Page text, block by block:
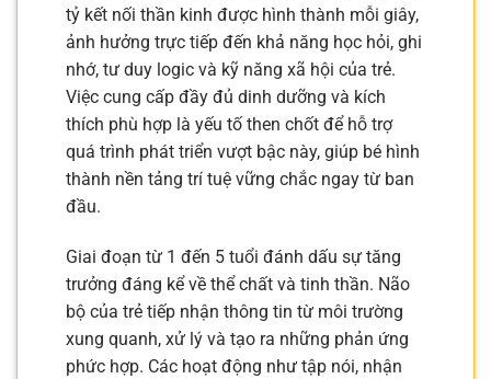
tỷ kết nối thần kinh được hình thành mỗi giây,
ảnh hưởng trực tiếp đến khả năng học hỏi, ghi
nhớ, tư duy logic và kỹ năng xã hội của trẻ.
Việc cung cấp đầy đủ dinh dưỡng và kích
thích phù hợp là yếu tố then chốt để hỗ trợ
quá trình phát triển vượt bậc này, giúp bé hình
thành nền tảng trí tuệ vững chắc ngay từ ban
đầu.
Giai đoạn từ 1 đến 5 tuổi đánh dấu sự tăng
trưởng đáng kể về thể chất và tinh thần. Não
bộ của trẻ tiếp nhận thông tin từ môi trường
xung quanh, xử lý và tạo ra những phản ứng
phức hợp. Các hoạt động như tập nói, nhận